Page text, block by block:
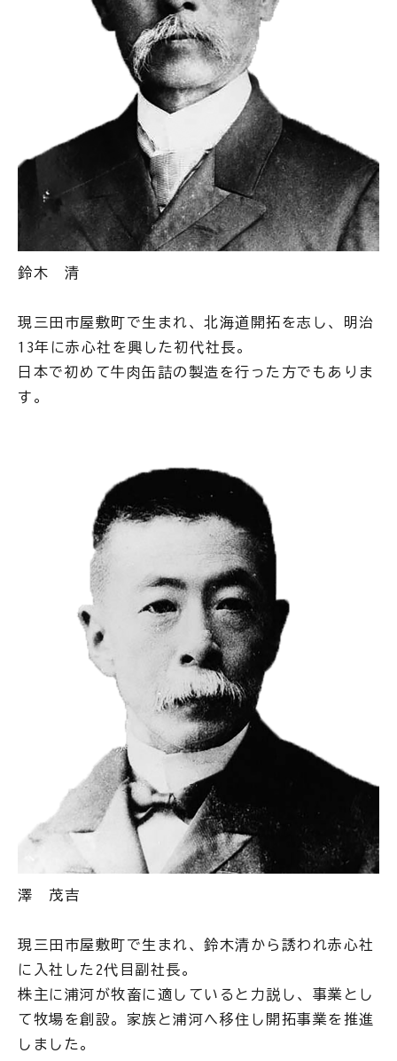
鈴木 清
現三田市屋敷町で生まれ、北海道開拓を志し、明治
13年に赤心社を興した初代社長。
日本で初めて牛肉缶詰の製造を行った方でもありま
す。
澤 茂吉
現三田市屋敷町で生まれ、鈴木清から誘われ赤心社
に入社した2代目副社長。
株主に浦河が牧畜に適していると力説し、事業とし
て牧場を創設。家族と浦河へ移住し開拓事業を推進
しました。